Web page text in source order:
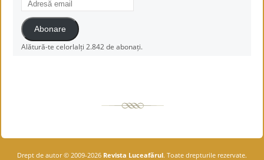
email
Abonare
Alătură-te celorlalți 2.842 de abonați.
Drept de autor © 2009-2026 Revista Luceafărul. Toate drepturile rezervate.